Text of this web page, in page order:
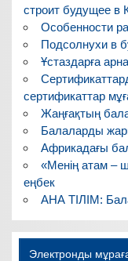
строит будущее в
Особенности
Подсолнухи в
Ұстаздарға
сертификаттар
Жаңғақтың
Балаларды
Африкадағы
«Менің атам –
еңбек
АНА ТІЛІМ:
Электронды